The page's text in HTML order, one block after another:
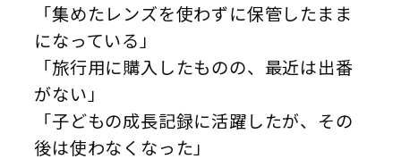
「集めたレンズを使わずに保管したまま
になっている」
「旅行用に購入したものの、最近は出番
がない」
「子どもの成長記録に活躍したが、その
後は使わなくなった」